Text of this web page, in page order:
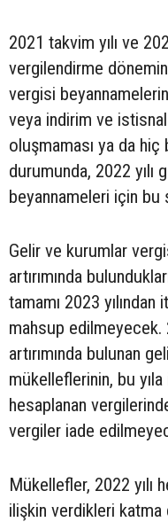
2021 takvim yılı ve
vergilendirme
vergisi
veya indirim ve
oluşmaması ya da
durumunda, 2022 yılı
beyannameleri için bu
Gelir ve kurumlar
artırımında
tamamı 2023 yılından
mahsup edilmeyecek.
artırımında bulunan
mükelleflerinin, bu yıla
hesaplanan
vergiler iade
Mükellefler, 2022 yılı
ilişkin verdikleri